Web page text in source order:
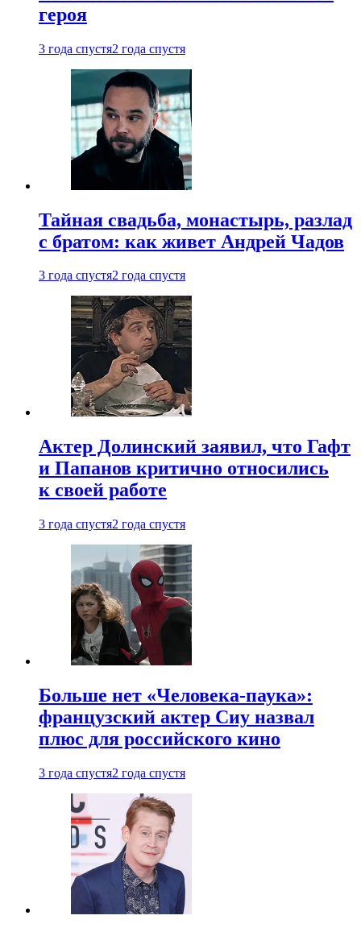
героя
3 года спустя2 года спустя
Тайная свадьба, монастырь, разлад
с братом: как живет Андрей Чадов
3 года спустя2 года спустя
Актер Долинский заявил, что Гафт
и Папанов критично относились
к своей работе
3 года спустя2 года спустя
Больше нет «Человека-паука»:
французский актер Сиу назвал
плюс для российского кино
3 года спустя2 года спустя